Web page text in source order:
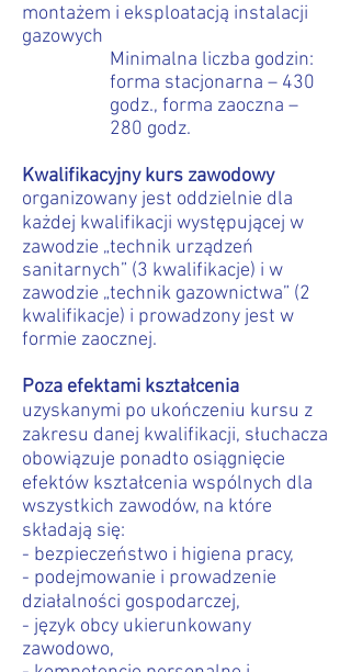
montażem i eksploatacją instalacji
gazowych
Minimalna liczba godzin:
forma stacjonarna – 430
godz., forma zaoczna –
280 godz.
Kwalifikacyjny kurs zawodowy
organizowany jest oddzielnie dla
każdej kwalifikacji występującej w
zawodzie „technik urządzeń
sanitarnych” (3 kwalifikacje) i w
zawodzie „technik gazownictwa” (2
kwalifikacje) i prowadzony jest w
formie zaocznej.
Poza efektami kształcenia
uzyskanymi po ukończeniu kursu z
zakresu danej kwalifikacji, słuchacza
obowiązuje ponadto osiągnięcie
efektów kształcenia wspólnych dla
wszystkich zawodów, na które
składają się:
- bezpieczeństwo i higiena pracy,
- podejmowanie i prowadzenie
działalności gospodarczej,
- język obcy ukierunkowany
zawodowo,